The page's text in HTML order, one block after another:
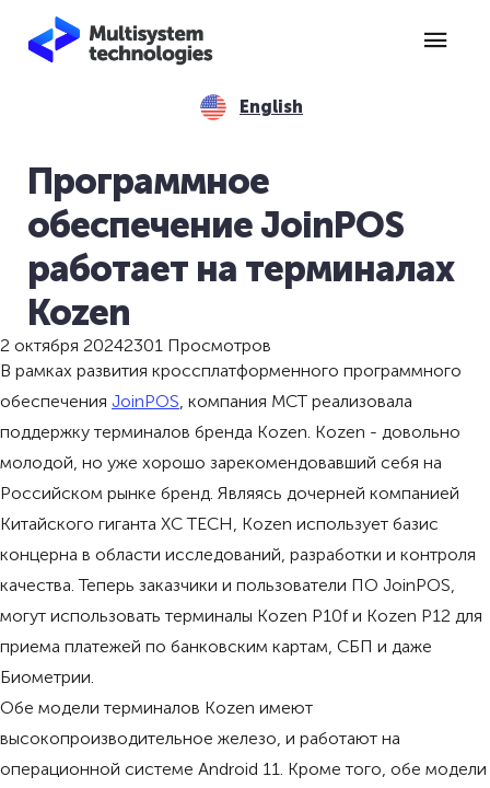
English
Программное
обеспечение JoinPOS
работает на терминалах
Kozen
2 октября 20242301 Просмотров
В рамках развития кроссплатформенного программного
обеспечения JoinPOS, компания МСТ реализовала
поддержку терминалов бренда Kozen. Kozen - довольно
молодой, но уже хорошо зарекомендовавший себя на
Российском рынке бренд. Являясь дочерней компанией
Китайского гиганта XC TECH, Kozen использует базис
концерна в области исследований, разработки и контроля
качества. Теперь заказчики и пользователи ПО JoinPOS,
могут использовать терминалы Kozen P10f и Kozen P12 для
приема платежей по банковским картам, СБП и даже
Биометрии.
Обе модели терминалов Kozen имеют
высокопроизводительное железо, и работают на
операционной системе Android 11. Кроме того, обе модели